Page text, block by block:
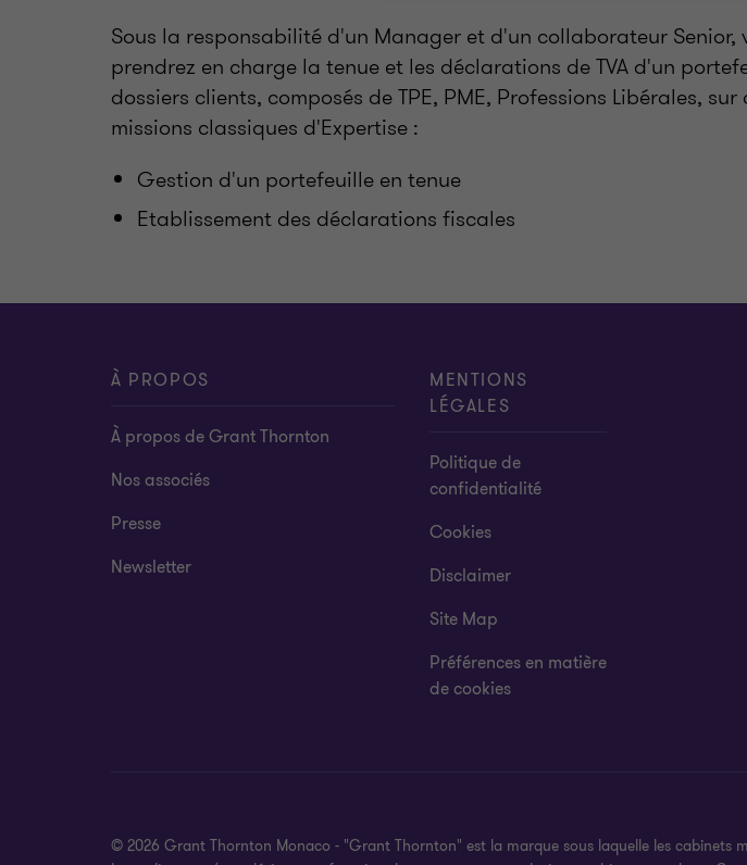
Sous la responsabilité d'un Manager et d'un collaborateur Senior,
prendrez en charge la tenue et les déclarations de TVA d'un
dossiers clients, composés de TPE, PME, Professions Libérales, sur
missions classiques d'Expertise :
Gestion d'un portefeuille en tenue
Etablissement des déclarations fiscales
À PROPOS
À propos de Grant Thornton
Nos associés
Presse
Newsletter
MENTIONS
LÉGALES
Politique de
confidentialité
Cookies
Disclaimer
Site Map
Préférences en matière
de cookies
© 2026 Grant Thornton Monaco - "Grant Thornton" est la marque sous laquelle les cabinets